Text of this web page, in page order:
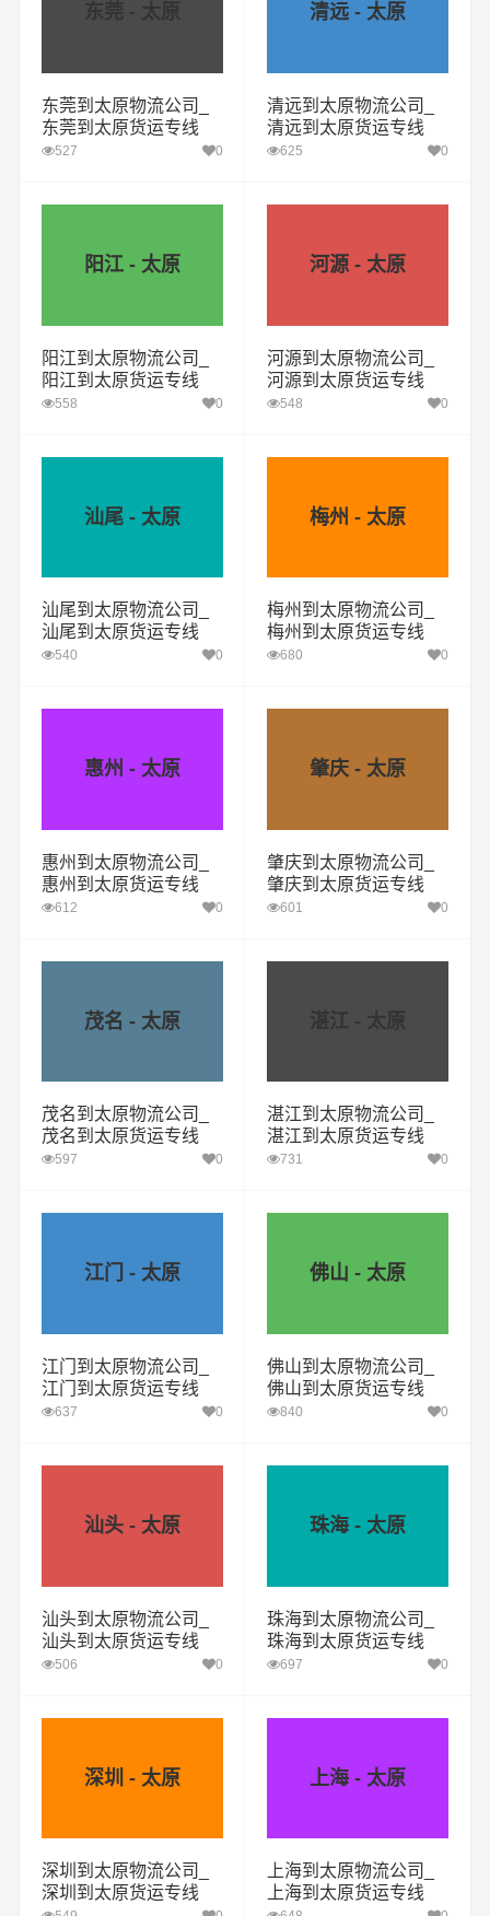
东莞 - 太原
东莞到太原物流公司_
东莞到太原货运专线
527 0
清远 - 太原
清远到太原物流公司_
清远到太原货运专线
625 0
阳江 - 太原
阳江到太原物流公司_
阳江到太原货运专线
558 0
河源 - 太原
河源到太原物流公司_
河源到太原货运专线
548 0
汕尾 - 太原
汕尾到太原物流公司_
汕尾到太原货运专线
540 0
梅州 - 太原
梅州到太原物流公司_
梅州到太原货运专线
680 0
惠州 - 太原
惠州到太原物流公司_
惠州到太原货运专线
612 0
肇庆 - 太原
肇庆到太原物流公司_
肇庆到太原货运专线
601 0
茂名 - 太原
茂名到太原物流公司_
茂名到太原货运专线
597 0
湛江 - 太原
湛江到太原物流公司_
湛江到太原货运专线
731 0
江门 - 太原
江门到太原物流公司_
江门到太原货运专线
637 0
佛山 - 太原
佛山到太原物流公司_
佛山到太原货运专线
840 0
汕头 - 太原
汕头到太原物流公司_
汕头到太原货运专线
506 0
珠海 - 太原
珠海到太原物流公司_
珠海到太原货运专线
697 0
深圳 - 太原
深圳到太原物流公司_
深圳到太原货运专线
上海 - 太原
上海到太原物流公司_
上海到太原货运专线